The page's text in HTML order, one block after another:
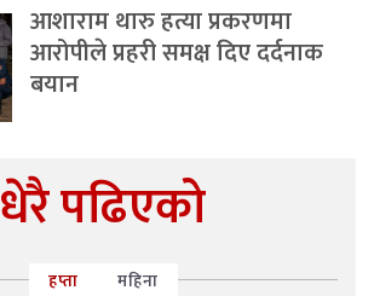
आशाराम थारु हत्या प्रकरणमा
आरोपीले प्रहरी समक्ष दिए दर्दनाक
बयान
धेरै पढिएको
हप्ता महिना